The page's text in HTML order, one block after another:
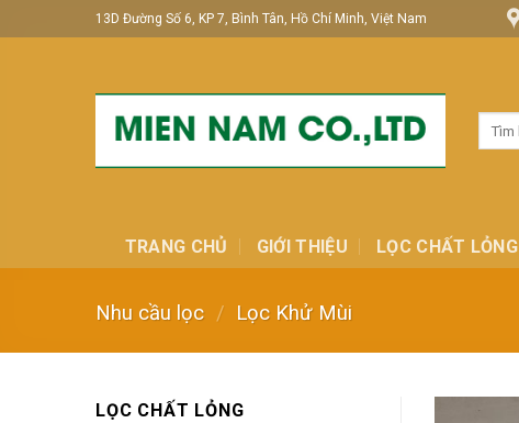
to
13D Đường Số 6, KP 7, Bình Tân, Hồ Chí Minh, Việt Nam
TRANG CHỦ GIỚI THIỆU LỌC CHẤT LỎNG
Nhu cầu lọc / Lọc Khử Mùi
LỌC CHẤT LỎNG